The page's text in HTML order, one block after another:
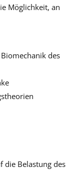
Möglichkeit, an
des
die Belastung des